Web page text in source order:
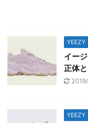
YEEZY
イー
正体
YEEZY